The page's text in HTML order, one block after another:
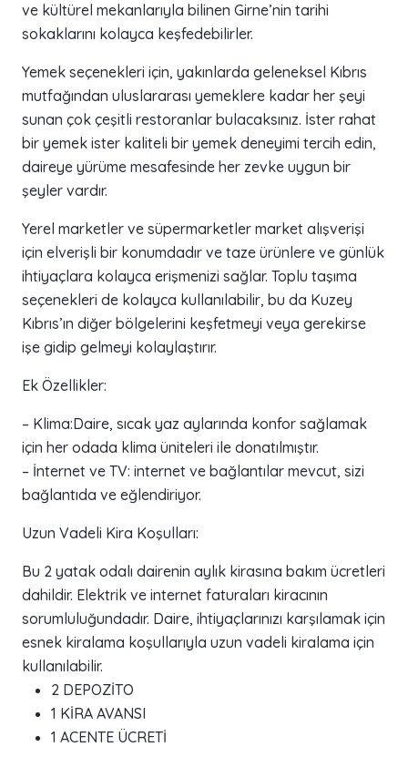
ve kültürel mekanlarıyla bilinen Girne’nin tarihi
sokaklarını kolayca keşfedebilirler.
Yemek seçenekleri için, yakınlarda geleneksel Kıbrıs
mutfağından uluslararası yemeklere kadar her şeyi
sunan çok çeşitli restoranlar bulacaksınız. İster rahat
bir yemek ister kaliteli bir yemek deneyimi tercih edin,
daireye yürüme mesafesinde her zevke uygun bir
şeyler vardır.
Yerel marketler ve süpermarketler market alışverişi
için elverişli bir konumdadır ve taze ürünlere ve günlük
ihtiyaçlara kolayca erişmenizi sağlar. Toplu taşıma
seçenekleri de kolayca kullanılabilir, bu da Kuzey
Kıbrıs’ın diğer bölgelerini keşfetmeyi veya gerekirse
işe gidip gelmeyi kolaylaştırır.
Ek Özellikler:
– Klima:Daire, sıcak yaz aylarında konfor sağlamak
için her odada klima üniteleri ile donatılmıştır.
– İnternet ve TV: internet ve bağlantılar mevcut, sizi
bağlantıda ve eğlendiriyor.
Uzun Vadeli Kira Koşulları:
Bu 2 yatak odalı dairenin aylık kirasına bakım ücretleri
dahildir. Elektrik ve internet faturaları kiracının
sorumluluğundadır. Daire, ihtiyaçlarınızı karşılamak için
esnek kiralama koşullarıyla uzun vadeli kiralama için
kullanılabilir.
2 DEPOZİTO
1 KİRA AVANSI
1 ACENTE ÜCRETİ